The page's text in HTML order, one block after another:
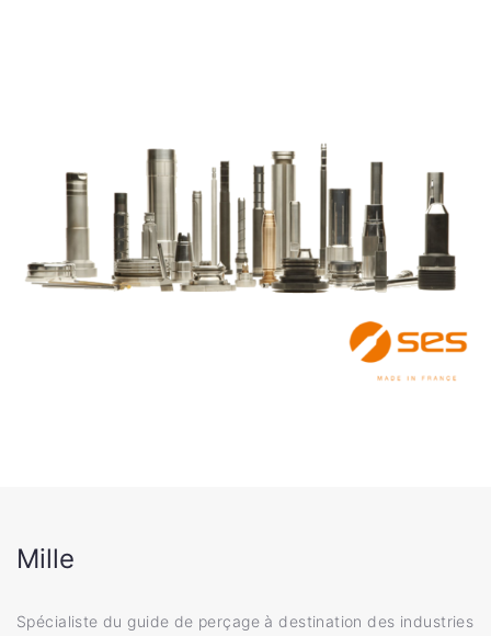
Mille
Spécialiste du guide de perçage à destination des industries